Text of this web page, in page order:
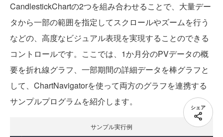
CandlestickChartの2つを組み合わせることで、大量デー
タから一部の範囲を指定してスクロールやズームを行う
などの、高度なビジュアル表現を実現することのできる
コントロールです。ここでは、1か月分のPVデータの概
要を折れ線グラフ、一部期間の詳細データを棒グラフと
して、ChartNavigatorを使って両方のグラフを連携する
サンプルプログラムを紹介します。
サンプル実行例
シェア